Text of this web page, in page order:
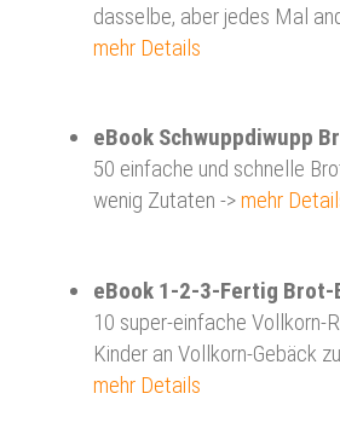
dasselbe, aber jedes Mal
mehr Details
eBook Schwuppdiwupp
50 einfache und schnelle
wenig Zutaten ->mehr
eBook 1-2-3-Fertig Brot-
10 super-einfache Vollkorn-
Kinder an Vollkorn-Gebäck
mehr Details